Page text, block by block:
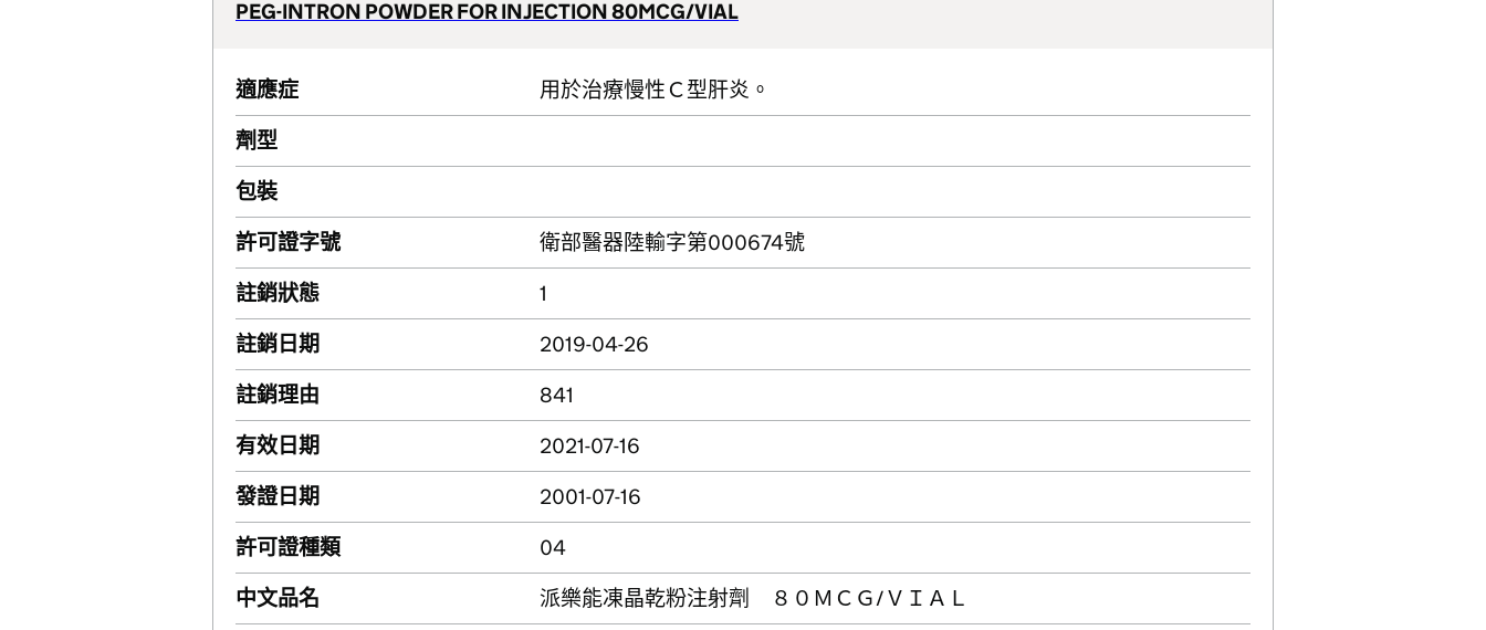
PEG-INTRON POWDER FOR INJECTION 80MCG/VIAL
適應症
用於治療慢性Ｃ型肝炎。
劑型
包裝
許可證字號
衛部醫器陸輸字第000674號
註銷狀態
1
註銷日期
2019-04-26
註銷理由
841
有效日期
2021-07-16
發證日期
2001-07-16
許可證種類
04
中文品名
派樂能凍晶乾粉注射劑 ８０ＭＣＧ/ＶＩＡＬ